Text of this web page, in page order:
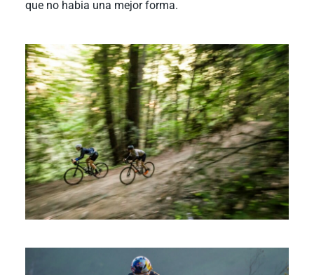
que no habia una mejor forma.